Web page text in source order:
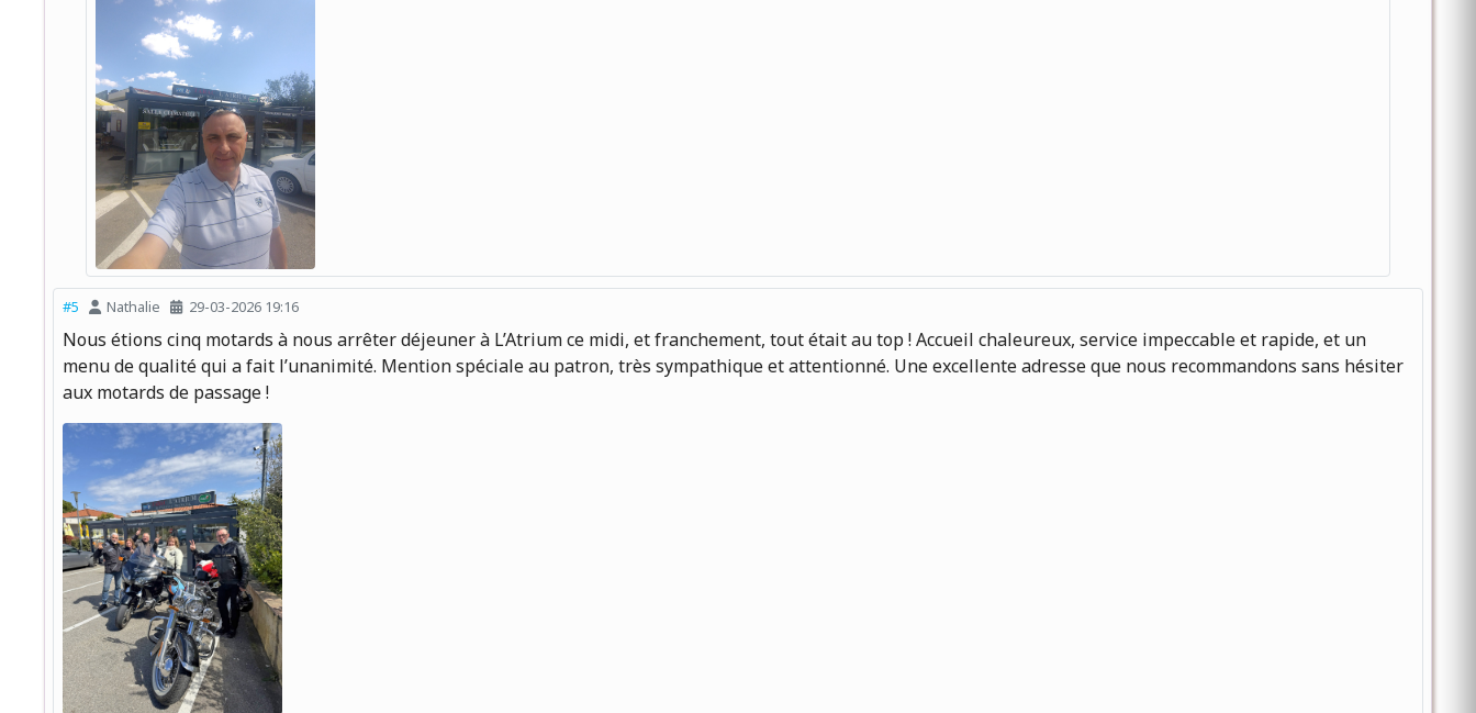
#5 Nathalie 29-03-2026 19:16
Nous étions cinq motards à nous arrêter déjeuner à L’Atrium ce midi, et franchement, tout était au top ! Accueil chaleureux, service impeccable et rapide, et un
menu de qualité qui a fait l’unanimité. Mention spéciale au patron, très sympathique et attentionné. Une excellente adresse que nous recommandons sans hésiter
aux motards de passage !